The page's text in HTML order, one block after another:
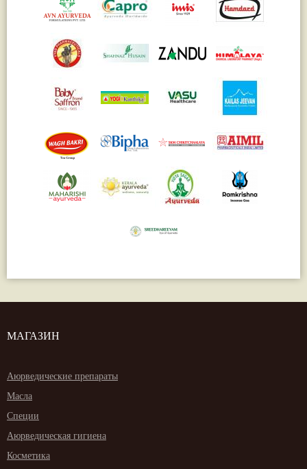
МАГАЗИН
Аюрведические препараты
Масла
Специи
Аюрведическая гигиена
Косметика